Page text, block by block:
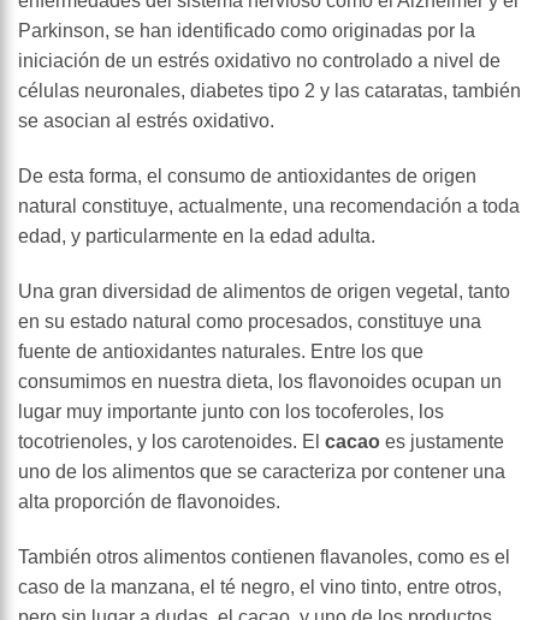
Parkinson, se han identificado como originadas por la
iniciación de un estrés oxidativo no controlado a nivel de
células neuronales, diabetes tipo 2 y las cataratas, también
se asocian al estrés oxidativo.
De esta forma, el consumo de antioxidantes de origen
natural constituye, actualmente, una recomendación a toda
edad, y particularmente en la edad adulta.
Una gran diversidad de alimentos de origen vegetal, tanto
en su estado natural como procesados, constituye una
fuente de antioxidantes naturales. Entre los que
consumimos en nuestra dieta, los flavonoides ocupan un
lugar muy importante junto con los tocoferoles, los
tocotrienoles, y los carotenoides. El cacao es justamente
uno de los alimentos que se caracteriza por contener una
alta proporción de flavonoides.
También otros alimentos contienen flavanoles, como es el
caso de la manzana, el té negro, el vino tinto, entre otros,